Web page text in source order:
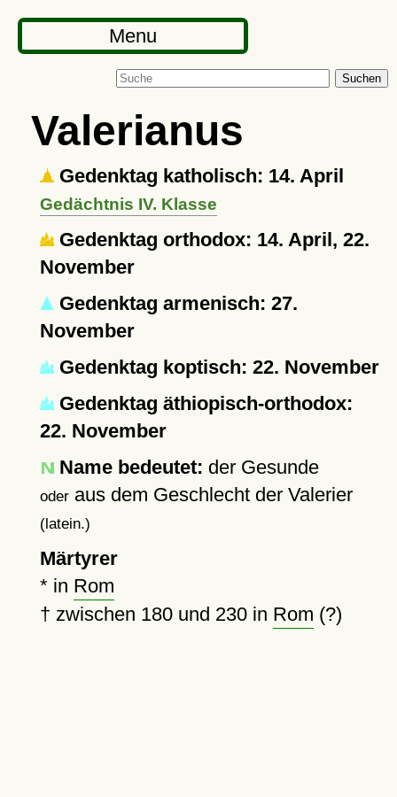
Menu
Suchen
Valerianus
Gedenktag katholisch: 14. April
Gedächtnis IV. Klasse
Gedenktag orthodox: 14. April, 22.
November
Gedenktag armenisch: 27.
November
Gedenktag koptisch: 22. November
Gedenktag äthiopisch-orthodox:
22. November
Name bedeutet: der Gesunde
oderaus dem Geschlecht der Valerier
(latein.)
Märtyrer
* in Rom
† zwischen 180 und 230 in Rom (?)